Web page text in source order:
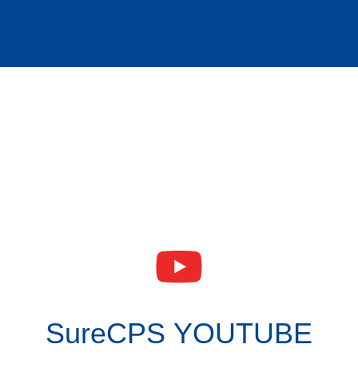
SureCPS YOUTUBE